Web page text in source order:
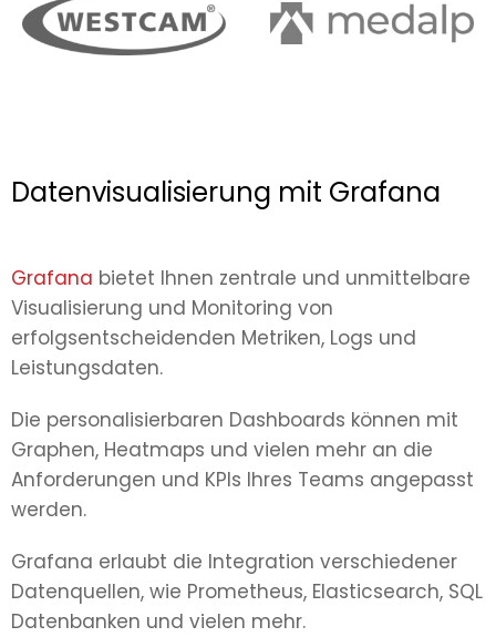
Datenvisualisierung mit Grafana
Grafana bietet Ihnen zentrale und unmittelbare
Visualisierung und Monitoring von
erfolgsentscheidenden Metriken, Logs und
Leistungsdaten.
Die personalisierbaren Dashboards können mit
Graphen, Heatmaps und vielen mehr an die
Anforderungen und KPIs Ihres Teams angepasst
werden.
Grafana erlaubt die Integration verschiedener
Datenquellen, wie Prometheus, Elasticsearch, SQL
Datenbanken und vielen mehr.